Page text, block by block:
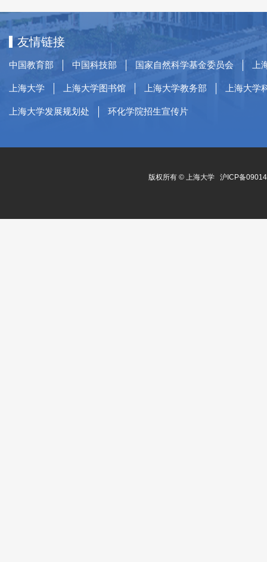
友情链接
中国教育部 中国科技部 国家自然科学基金委员会 上
上海大学 上海大学图书馆 上海大学教务部 上海大学
上海大学发展规划处 环化学院招生宣传片
版权所有 © 上海大学 沪ICP备